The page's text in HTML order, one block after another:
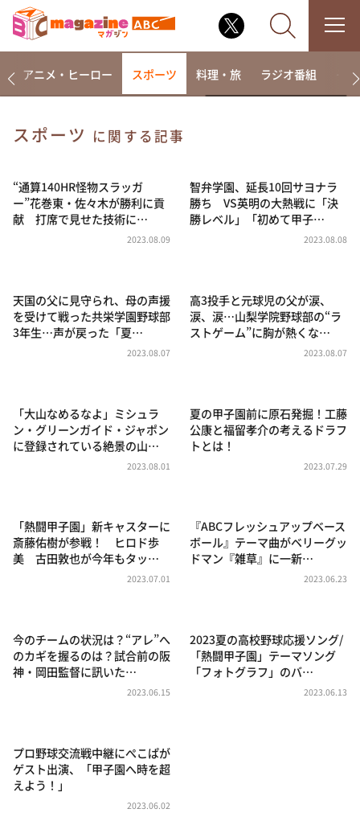
相席食堂
これ余談なんですけど・・・
～人生密着トークバラエティ！～ やすとものいたっ
news おかえり
河合＆A.B.C-Z塚田×福井アナ「なんでやねん！？」
（news おかえり）
朝だ！生です旅サラダ
教えて！ニュースライブ 正義のミカタ
ポツンと一軒家
ザキ山小屋本館
アニメ・ヒーロー スポーツ 料理・旅 ラジオ番組 そ
スポーツ に関する記事
“通算140HR怪物スラッガ
ー”花巻東・佐々木が勝利に貢
献 打席で見せた技術に…
2023.08.09
智弁学園、延長10回サヨナラ
勝ち VS英明の大熱戦に「決
勝レベル」「初めて甲子…
2023.08.08
天国の父に見守られ、母の声援
を受けて戦った共栄学園野球部
3年生…声が戻った「夏…
2023.08.07
高3投手と元球児の父が涙、
涙、涙…山梨学院野球部の“ラ
ストゲーム”に胸が熱くな…
2023.08.07
「大山なめるなよ」ミシュラ
ン・グリーンガイド・ジャポン
に登録されている絶景の山…
2023.08.01
夏の甲子園前に原石発掘！工藤
公康と福留孝介の考えるドラフ
トとは！
2023.07.29
「熱闘甲子園」新キャスターに
斎藤佑樹が参戦！ ヒロド歩
美 古田敦也が今年もタッ…
2023.07.01
『ABCフレッシュアップベース
ボール』テーマ曲がベリーグッ
ドマン『雑草』に一新…
2023.06.23
今のチームの状況は？“アレ”へ
のカギを握るのは？試合前の阪
神・岡田監督に訊いた…
2023.06.15
2023夏の高校野球応援ソング/
「熱闘甲子園」テーマソング
「フォトグラフ」のバ…
2023.06.13
プロ野球交流戦中継にぺこぱが
ゲスト出演、「甲子園へ時を超
えよう！」
2023.06.02